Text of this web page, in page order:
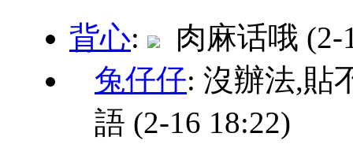
背心: 肉麻话哦 (2-
兔仔仔: 沒辦法,貼
語 (2-16 18:22)